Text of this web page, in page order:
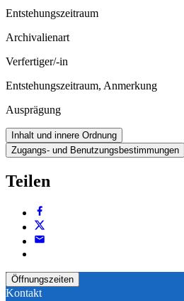
Entstehungszeitraum
Archivalienart
Verfertiger/-in
Entstehungszeitraum, Anmerkung
Ausprägung
Inhalt und innere Ordnung
Zugangs- und Benutzungsbestimmungen
Teilen
Öffnungszeiten
Kontakt